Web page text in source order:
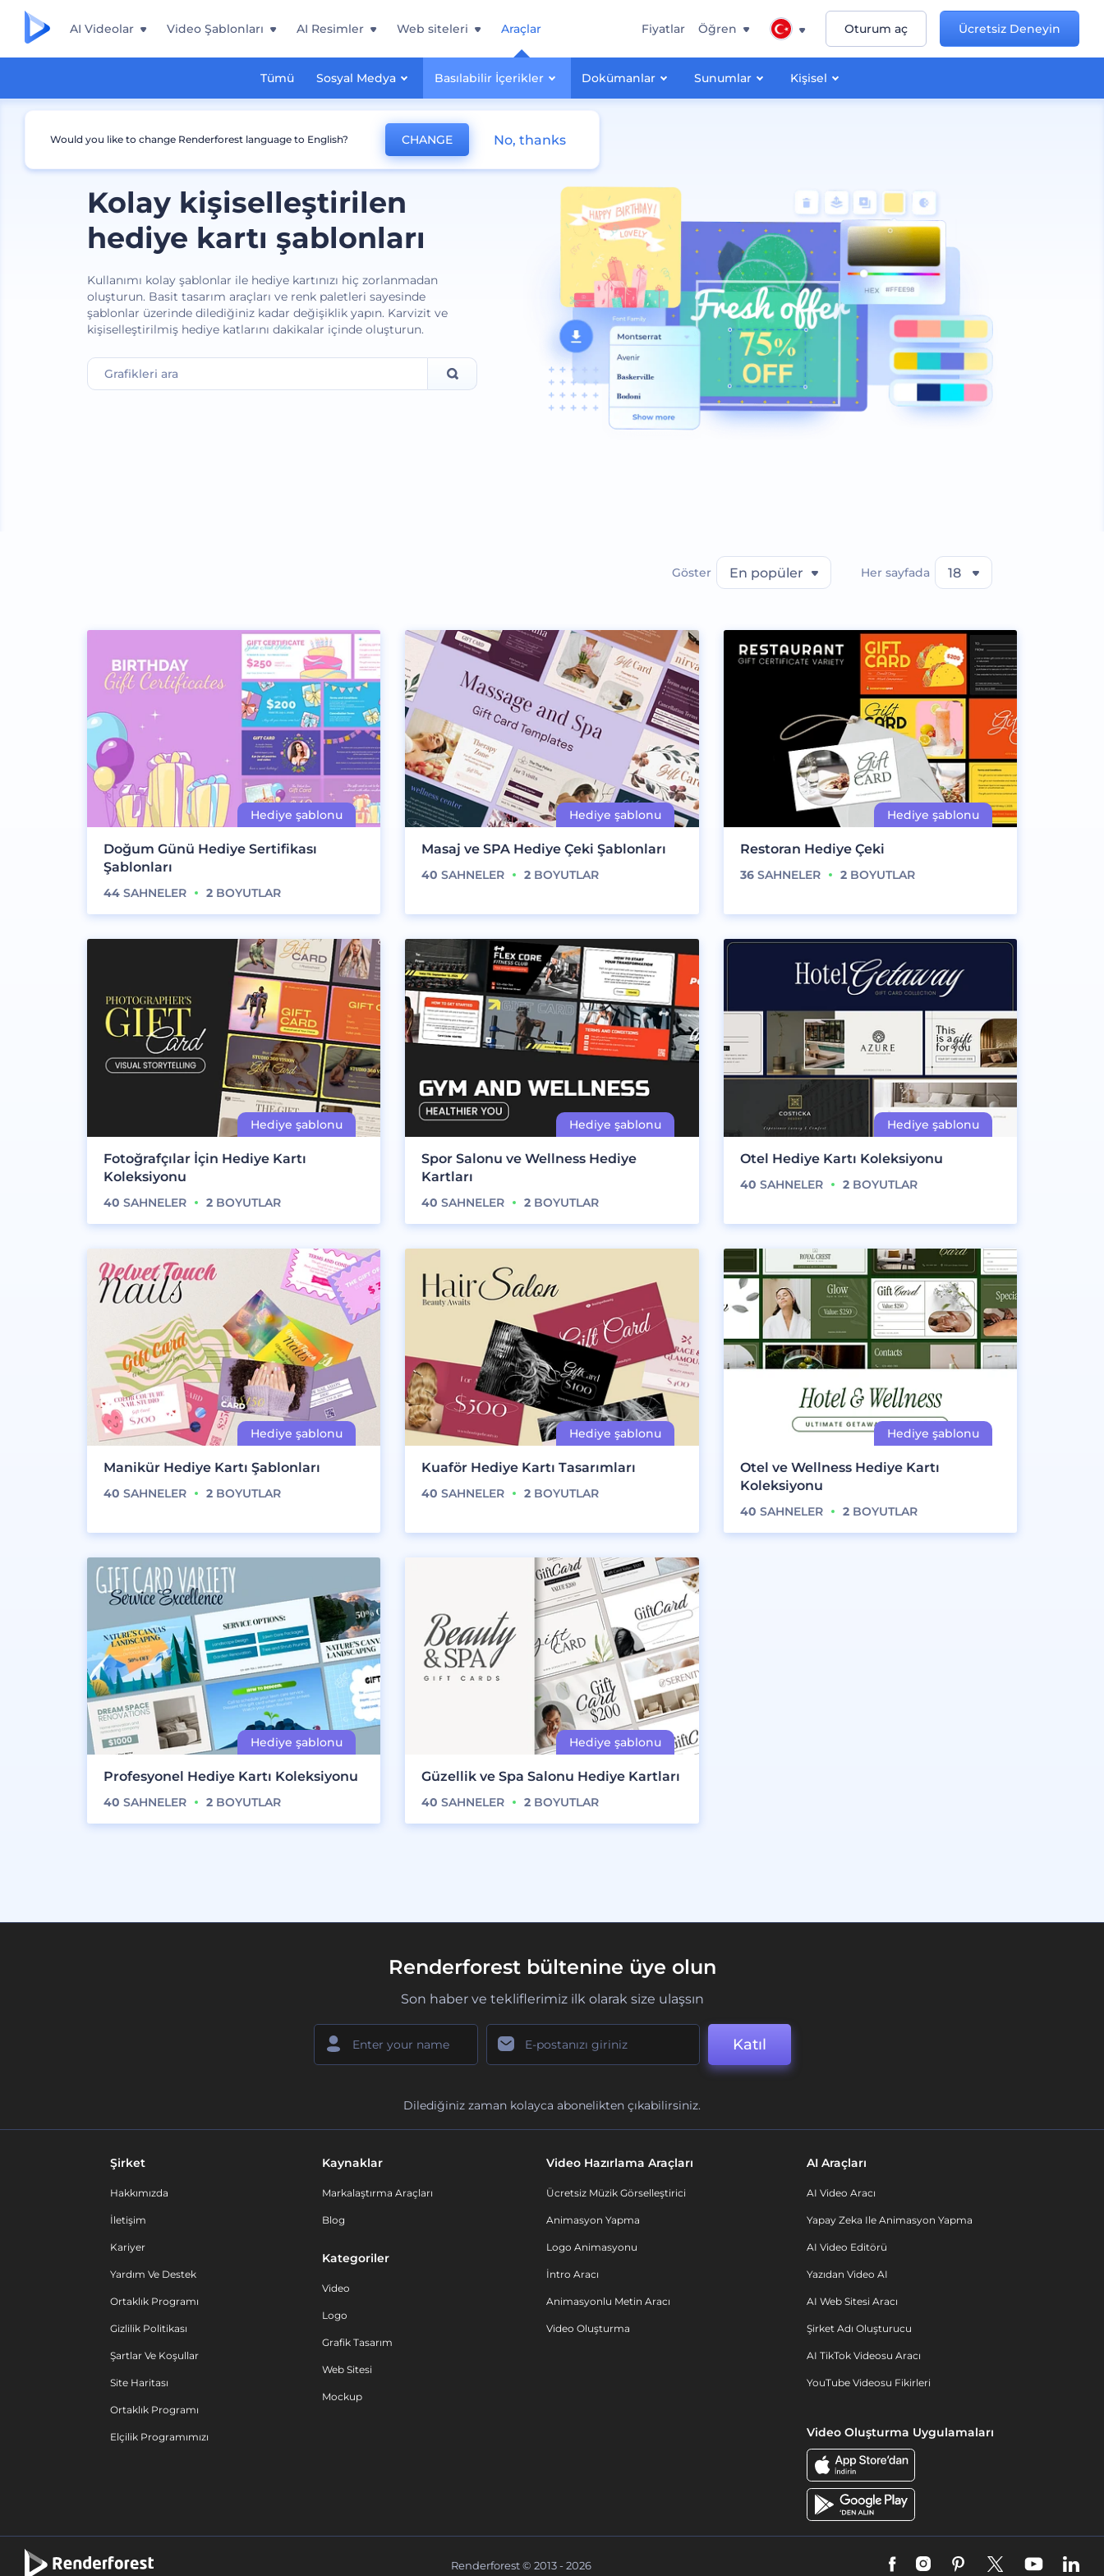
AI Videolar Video Şablonları AI Resimler Web siteleri Araçlar
Tümü Sosyal Medya Basılabilir İçerikler Dokümanlar Sunumlar Kişisel
Fiyatlar Öğren Oturum aç Ücretsiz Deneyin
Kolay kişiselleştirilen
hediye kartı şablonları
Kullanımı kolay şablonlar ile hediye kartınızı hiç zorlanmadan
oluşturun. Basit tasarım araçları ve renk paletleri sayesinde
şablonlar üzerinde dilediğiniz kadar değişiklik yapın. Karvizit ve
kişiselleştirilmiş hediye katlarını dakikalar içinde oluşturun.
Göster En popüler Her sayfada 18
Doğum Günü Hediye Sertifikası
Şablonları
44 SAHNELER 2 BOYUTLAR
Masaj ve SPA Hediye Çeki Şablonları
40 SAHNELER 2 BOYUTLAR
Restoran Hediye Çeki
36SAHNELER 2BOYUTLAR
Fotoğrafçılar İçin Hediye Kartı
Koleksiyonu
40 SAHNELER 2 BOYUTLAR
Spor Salonu ve Wellness Hediye
Kartları
40 SAHNELER 2 BOYUTLAR
Otel Hediye Kartı Koleksiyonu
40 SAHNELER 2BOYUTLAR
Manikür Hediye Kartı Şablonları
40 SAHNELER 2 BOYUTLAR
Kuaför Hediye Kartı Tasarımları
40 SAHNELER 2 BOYUTLAR
Otel ve Wellness Hediye Kartı
Koleksiyonu
40 SAHNELER 2BOYUTLAR
Profesyonel Hediye Kartı Koleksiyonu
40 SAHNELER 2 BOYUTLAR
Güzellik ve Spa Salonu Hediye Kartları
40 SAHNELER 2 BOYUTLAR
Renderforest bültenine üye olun
Son haber ve tekliflerimiz ilk olarak size ulaşsın
Katıl
Dilediğiniz zaman kolayca abonelikten çıkabilirsiniz.
Şirket
Hakkımızda
İletişim
Kariyer
Yardım Ve Destek
Ortaklık Programı
Gizlilik Politikası
Şartlar Ve Koşullar
Site Haritası
Ortaklık Programı
Elçilik Programımızı
Kaynaklar
Markalaştırma Araçları
Blog
Kategoriler
Video
Logo
Grafik Tasarım
Web Sitesi
Mockup
Video Hazırlama Araçları
Ücretsiz Müzik Görselleştirici
Animasyon Yapma
Logo Animasyonu
İntro Aracı
Animasyonlu Metin Aracı
Video Oluşturma
AI Araçları
AI Video Aracı
Yapay Zeka Ile Animasyon Yapma
AI Video Editörü
Yazıdan Video AI
AI Web Sitesi Aracı
Şirket Adı Oluşturucu
AI TikTok Videosu Aracı
YouTube Videosu Fikirleri
Video Oluşturma Uygulamaları
Renderforest © 2013 - 2026
Would you like to change Renderforest language to English? CHANGE No, thanks